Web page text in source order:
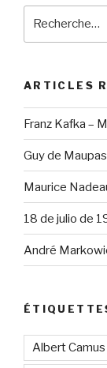
ARTICLES
Franz Kafka –
Guy de
Maurice
18 de julio de
André
Albert Camus